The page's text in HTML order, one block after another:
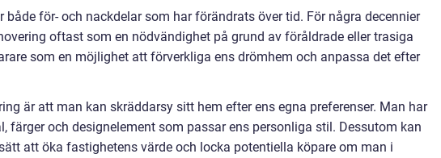
både för- och nackdelar som har förändrats över tid. För några decennier
oftast som en nödvändighet på grund av föråldrade eller trasiga
som en möjlighet att förverkliga ens drömhem och anpassa det efter
är att man kan skräddarsy sitt hem efter ens egna preferenser. Man har
färger och designelement som passar ens personliga stil. Dessutom kan
att öka fastighetens värde och locka potentiella köpare om man i